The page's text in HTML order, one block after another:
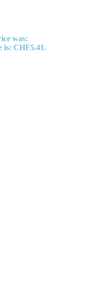
was:
is: CHF5.41.